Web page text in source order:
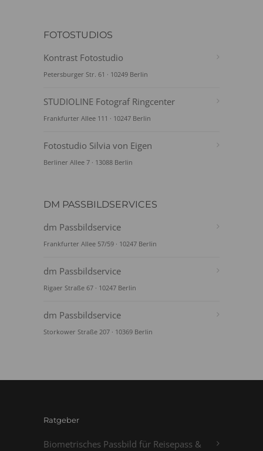
FOTOSTUDIOS
Kontrast Fotostudio
Petersburger Str. 61 · 10249 Berlin
STUDIOLINE Fotograf Ringcenter
Frankfurter Allee 111 · 10247 Berlin
Fotostudio Silvia von Eigen
Berliner Allee 7 · 13088 Berlin
DM PASSBILDSERVICES
dm Passbildservice
Frankfurter Allee 57/59 · 10247 Berlin
dm Passbildservice
Rigaer Straße 67 · 10247 Berlin
dm Passbildservice
Storkower Straße 207 · 10369 Berlin
Ratgeber
Biometrisches Passbild für Reisepass &